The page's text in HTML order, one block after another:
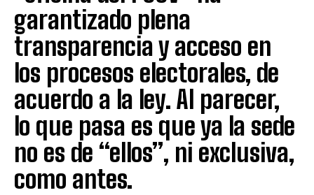
garantizado plena
transparencia y acceso en
los procesos electorales, de
acuerdo a la ley. Al parecer,
lo que pasa es que ya la sede
no es de “ellos”, ni exclusiva,
como antes.